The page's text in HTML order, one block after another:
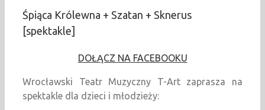
Śpiąca Królewna + Szatan + Sknerus
[spektakle]
DOŁĄCZ NA FACEBOOKU
Wrocławski Teatr Muzyczny T-Art zaprasza na
spektakle dla dzieci i młodzieży: